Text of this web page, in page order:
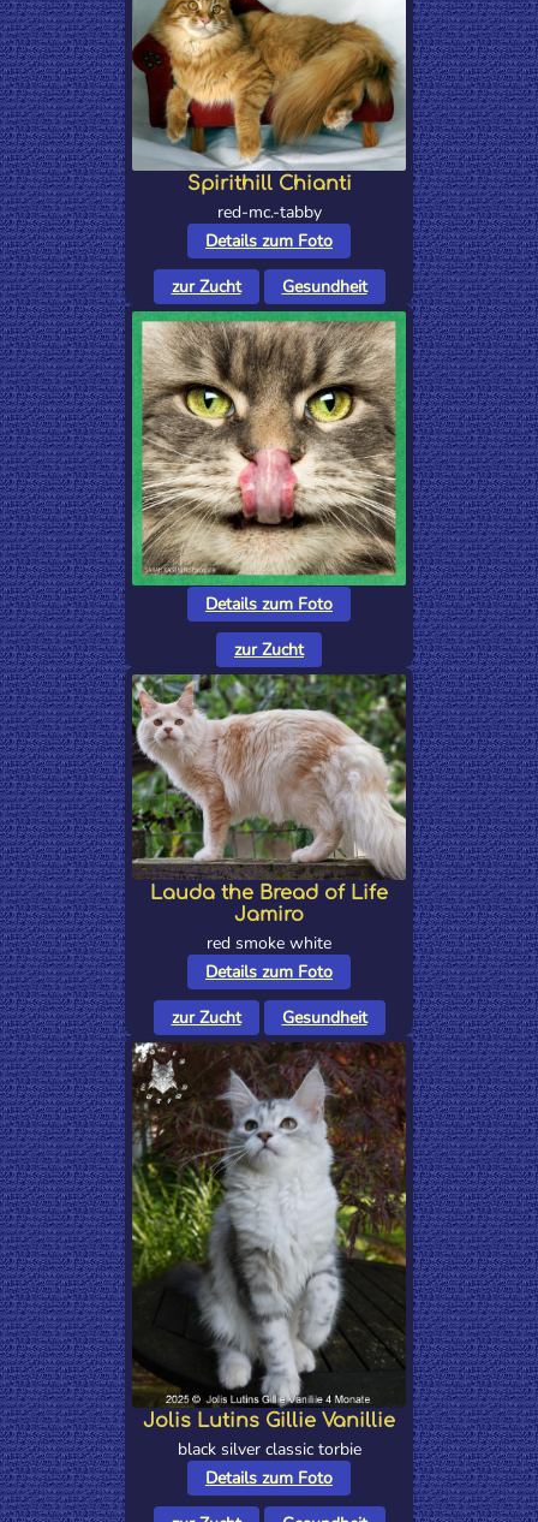
Spirithill Chianti
red-mc.-tabby
Details zum Foto
zur Zucht
Gesundheit
Details zum Foto
zur Zucht
Lauda the Bread of Life
Jamiro
red smoke white
Details zum Foto
zur Zucht
Gesundheit
Jolis Lutins Gillie Vanillie
black silver classic torbie
Details zum Foto